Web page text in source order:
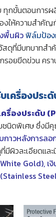
ทุกขั้นตอนการ
งให้ความสำคัญ
พื้นผิวฟิล์มป้อ
สดุที่มีบทบาทสำ
อยขีดข่วน ครา
ครื่องประ
รื่องประดับ
นิดพิเศษ ซึ่งมี
าวหลังการลอ
ผิวละเอียดและ
Gold), เ